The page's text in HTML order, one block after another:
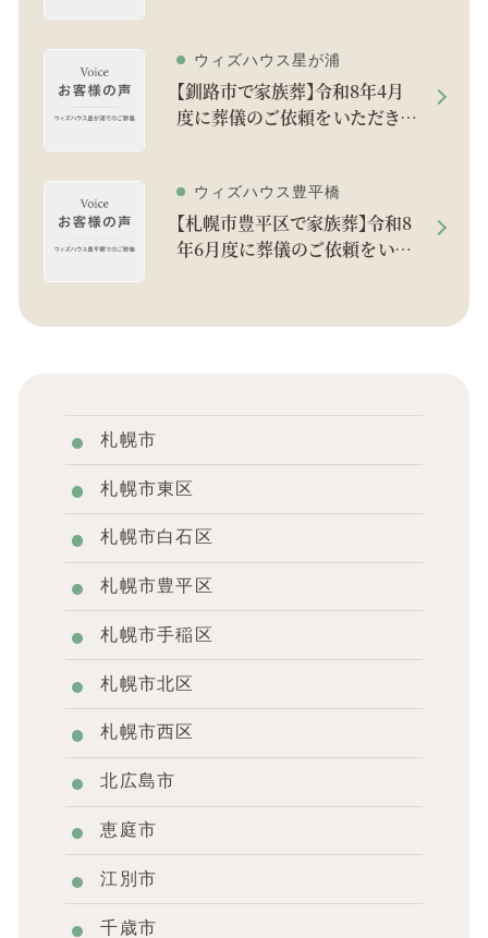
ウィズハウス星が浦
【釧路市で家族葬】令和8年4月
度に葬儀のご依頼をいただきま
ウィズハウス豊平橋
【札幌市豊平区で家族葬】令和8
年6月度に葬儀のご依頼をいた
札幌市
札幌市東区
札幌市白石区
札幌市豊平区
札幌市手稲区
札幌市北区
札幌市西区
北広島市
恵庭市
江別市
千歳市